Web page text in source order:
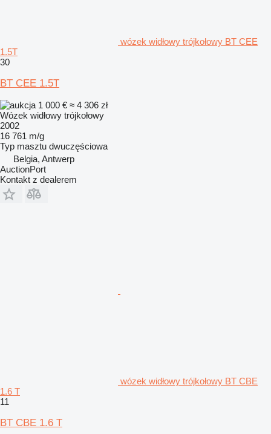
wózek widłowy trójkołowy BT CEE
1.5T
30
BT CEE 1.5T
1 000 € ≈ 4 306 zł
Wózek widłowy trójkołowy
2002
16 761 m/g
Typ masztu dwuczęściowa
Belgia, Antwerp
AuctionPort
Kontakt z dealerem
wózek widłowy trójkołowy BT CBE
1.6 T
11
BT CBE 1.6 T